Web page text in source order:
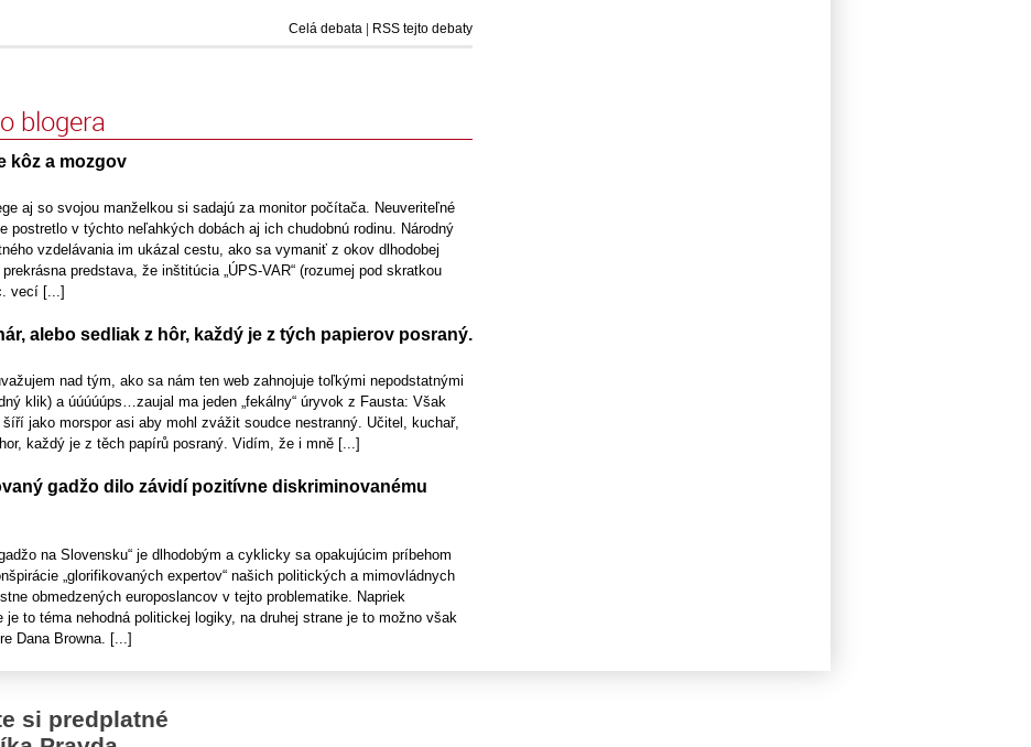
Celá debata RSS tejto debaty
blogera
kôz a mozgov
aj so svojou manželkou si sadajú za monitor počítača. Neuveriteľné
postretlo v týchto neľahkých dobách aj ich chudobnú rodinu. Národný
vzdelávania im ukázal cestu, ako sa vymaniť z okov dlhodobej
predstava, že inštitúcia „ÚPS-VAR“ (rozumej pod skratkou
vecí [...]
alebo sedliak z hôr, každý je z tých papierov posraný.
nad tým, ako sa nám ten web zahnojuje toľkými nepodstatnými
klik) a úúúúúps…zaujal ma jeden „fekálny“ úryvok z Fausta: Však
jako morspor asi aby mohl zvážit soudce nestranný. Učitel, kuchař,
každý je z těch papírů posraný. Vidím, že i mně [...]
gadžo dilo závidí pozitívne diskriminovanému
na Slovensku“ je dlhodobým a cyklicky sa opakujúcim príbehom
„glorifikovaných expertov“ našich politických a mimovládnych
obmedzených europoslancov v tejto problematike. Napriek
je to téma nehodná politickej logiky, na druhej strane je to možno však
Dana Browna. [...]
si predplatné